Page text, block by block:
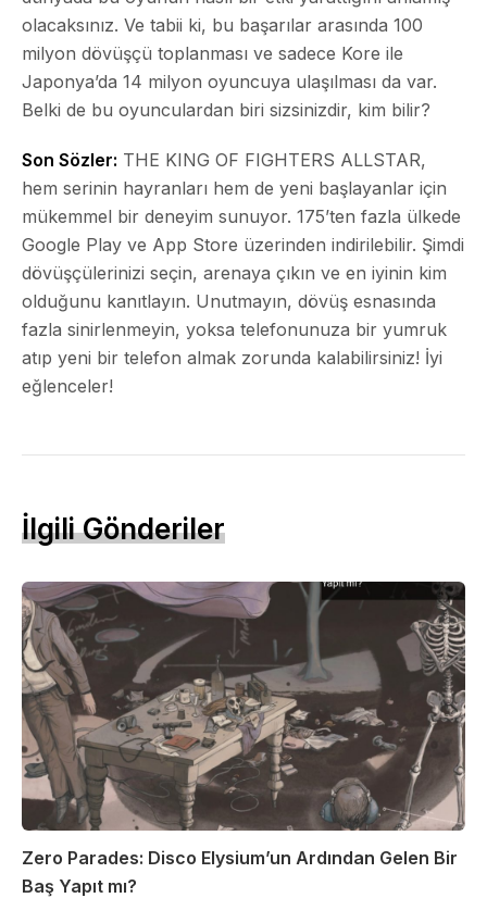
olacaksınız. Ve tabii ki, bu başarılar arasında 100
milyon dövüşçü toplanması ve sadece Kore ile
Japonya’da 14 milyon oyuncuya ulaşılması da var.
Belki de bu oyunculardan biri sizsinizdir, kim bilir?
Son Sözler: THE KING OF FIGHTERS ALLSTAR,
hem serinin hayranları hem de yeni başlayanlar için
mükemmel bir deneyim sunuyor. 175’ten fazla ülkede
Google Play ve App Store üzerinden indirilebilir. Şimdi
dövüşçülerinizi seçin, arenaya çıkın ve en iyinin kim
olduğunu kanıtlayın. Unutmayın, dövüş esnasında
fazla sinirlenmeyin, yoksa telefonunuza bir yumruk
atıp yeni bir telefon almak zorunda kalabilirsiniz! İyi
eğlenceler!
İlgili Gönderiler
Zero Parades: Disco Elysium’un Ardından Gelen Bir
Baş Yapıt mı?